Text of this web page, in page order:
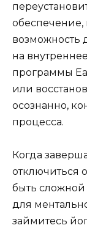
обеспечение,
возможность
на
программы
или
осознанно,
процесса.
Когда
отключиться
быть сложной
для
займитесь